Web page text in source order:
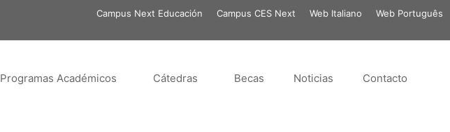
Campus Next Educación Campus CES Next Web Italiano Web Português
Programas Académicos Cátedras Becas Noticias Contacto